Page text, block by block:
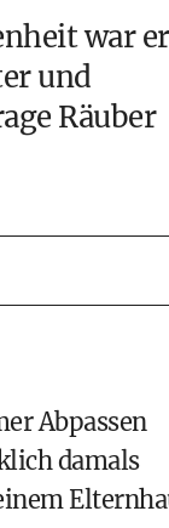
war er
und
Räuber
Abpassen
damals